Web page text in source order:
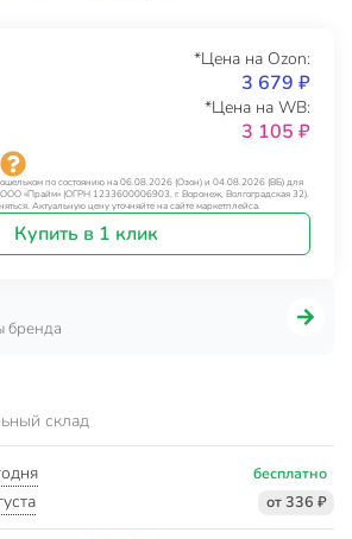
*Цена на Ozon:
3 679 ₽
*Цена на WB:
3 105 ₽
по состоянию на 06.08.2026 (Озон) и 04.08.2026 (ВБ) для
ООО «Прайм» (ОГРН 1233600006903, г. Воронеж, Волгоградская 32).
Актуальную цену уточняйте на сайте маркетплейса.
Купить в 1 клик
бренда
склад
бесплатно
от 336 ₽